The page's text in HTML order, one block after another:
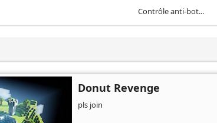
Contrôle anti-bot...
Donut Revenge
pls join